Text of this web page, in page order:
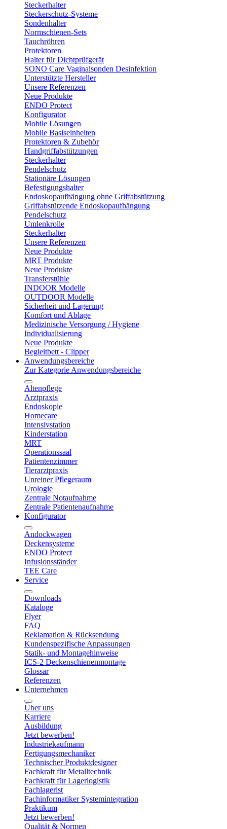
Steckerhalter
Steckerschutz-Systeme
Sondenhalter
Normschienen-Sets
Tauchröhren
Protektoren
Halter für Dichtprüfgerät
SONO Care Vaginalsonden Desinfektion
Unterstützte Hersteller
Unsere Referenzen
Neue Produkte
ENDO Protect
Konfigurator
Mobile Lösungen
Mobile Basiseinheiten
Protektoren & Zubehör
Handgriffabstützungen
Steckerhalter
Pendelschutz
Stationäre Lösungen
Befestigungshalter
Endoskopaufhängung ohne Griffabstützung
Griffabstützende Endoskopaufhängung
Pendelschutz
Umlenkrolle
Steckerhalter
Unsere Referenzen
Neue Produkte
MRT Produkte
Neue Produkte
Transferstühle
INDOOR Modelle
OUTDOOR Modelle
Sicherheit und Lagerung
Komfort und Ablage
Medizinische Versorgung / Hygiene
Individualisierung
Neue Produkte
Begleitbett - Clipper
Anwendungsbereiche
Zur Kategorie Anwendungsbereiche
Altenpflege
Arztpraxis
Endoskopie
Homecare
Intensivstation
Kinderstation
MRT
Operationssaal
Patientenzimmer
Tierarztpraxis
Unreiner Pflegeraum
Urologie
Zentrale Notaufnahme
Zentrale Patientenaufnahme
Konfigurator
Andockwagen
Deckensysteme
ENDO Protect
Infusionsständer
TEE Care
Service
Downloads
Kataloge
Flyer
FAQ
Reklamation & Rücksendung
Kundenspezifische Anpassungen
Statik- und Montagehinweise
ICS-2 Deckenschienenmontage
Glossar
Referenzen
Unternehmen
Über uns
Karriere
Ausbildung
Jetzt bewerben!
Industriekaufmann
Fertigungsmechaniker
Technischer Produktdesigner
Fachkraft für Metalltechnik
Fachkraft für Lagerlogistik
Fachlagerist
Fachinformatiker Systemintegration
Praktikum
Jetzt bewerben!
Qualität & Normen